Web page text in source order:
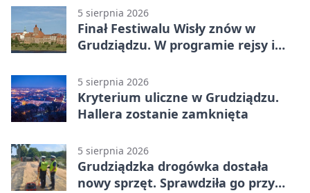
odwrócili losy meczu
5 sierpnia 2026
Finał Festiwalu Wisły znów w
Grudziądzu. W programie rejsy i
5 sierpnia 2026
Kryterium uliczne w Grudziądzu.
Hallera zostanie zamknięta
5 sierpnia 2026
Grudziądzka drogówka dostała
nowy sprzęt. Sprawdziła go przy